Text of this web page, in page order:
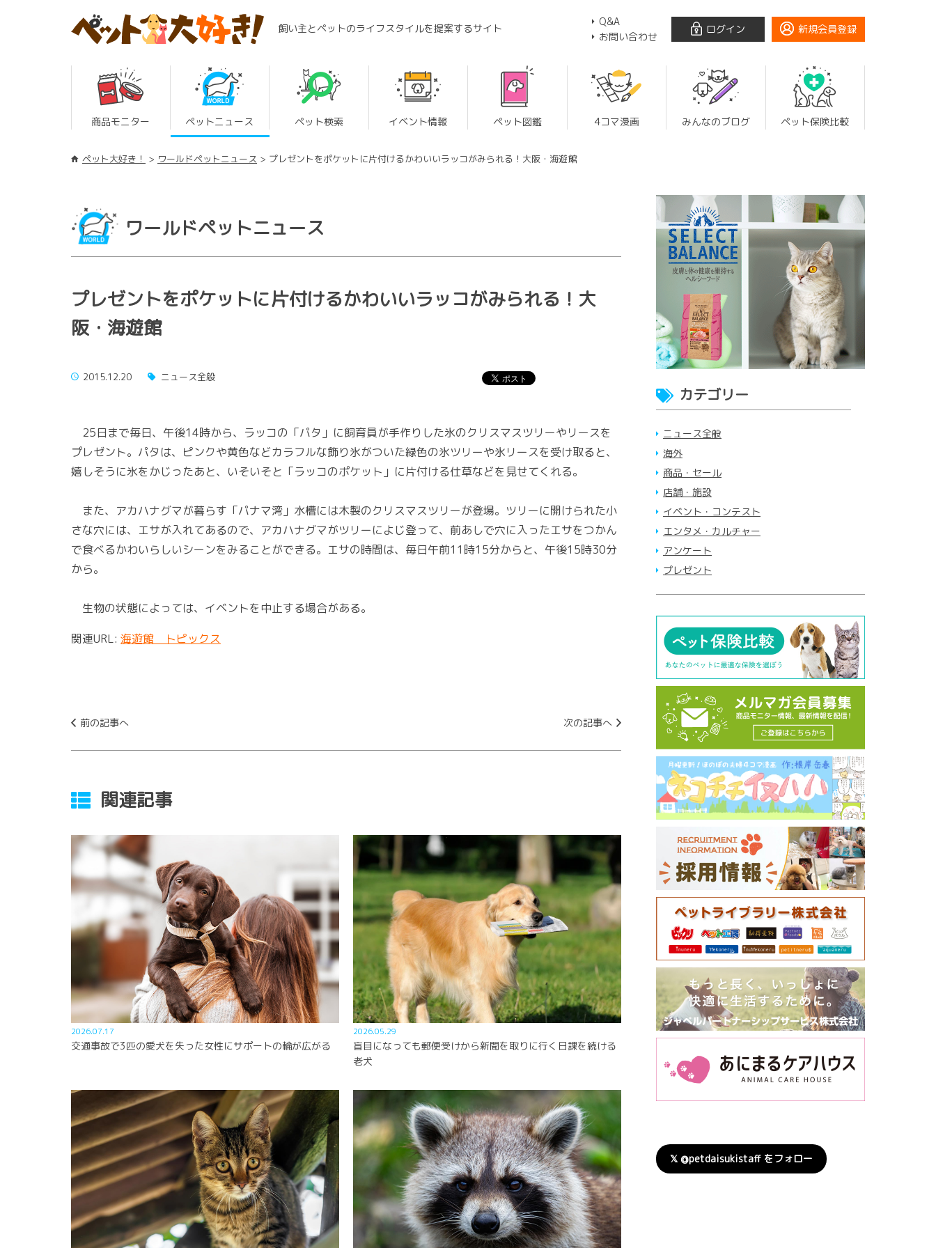
飼い主とペットのライフスタイルを提案するサイト
Q&A
お問い合わせ
ログイン 新規会員登録
商品モニター ペットニュース ペット検索 イベント情報 ペット図鑑 4コマ漫画 みんなのブログ ペット保険比較
ペット大好き！ ワールドペットニュース プレゼントをポケットに片付けるかわいいラッコがみられる！大阪・海遊館
ワールドペットニュース
プレゼントをポケットに片付けるかわいいラッコがみられる！大
阪・海遊館
2015.12.20 ニュース全般
25日まで毎日、午後14時から、ラッコの「パタ」に飼育員が手作りした氷のクリスマスツリーやリースを
プレゼント。パタは、ピンクや黄色などカラフルな飾り氷がついた緑色の氷ツリーや氷リースを受け取ると、
嬉しそうに氷をかじったあと、いそいそと「ラッコのポケット」に片付ける仕草などを見せてくれる。
また、アカハナグマが暮らす「パナマ湾」水槽には木製のクリスマスツリーが登場。ツリーに開けられた小
さな穴には、エサが入れてあるので、アカハナグマがツリーによじ登って、前あしで穴に入ったエサをつかん
で食べるかわいらしいシーンをみることができる。エサの時間は、毎日午前11時15分からと、午後15時30分
から。
生物の状態によっては、イベントを中止する場合がある。
関連URL: 海遊館 トピックス
前の記事へ 次の記事へ
関連記事
2026.07.17
交通事故で3匹の愛犬を失った女性にサポートの輪が広がる
2026.05.29
盲目になっても郵便受けから新聞を取りに行く日課を続ける
老犬
カテゴリー
ニュース全般
海外
商品・セール
店舗・施設
イベント・コンテスト
エンタメ・カルチャー
アンケート
プレゼント
𝕏 @petdaisukistaff をフォロー